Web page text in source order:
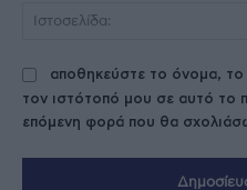
αποθηκεύστε το όνομα, το
τον ιστότοπό μου σε αυτό το
επόμενη φορά που θα